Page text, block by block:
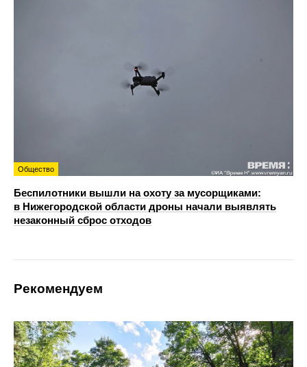
Общество
Беспилотники вышли на охоту за мусорщиками:
в Нижегородской области дроны начали выявлять
незаконный сброс отходов
Рекомендуем